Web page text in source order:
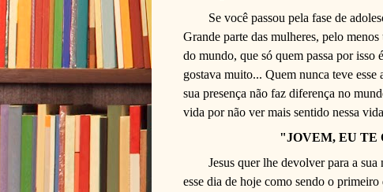
Se você passou pela fase de
Grande parte das mulheres, pelo
do mundo, que só quem passa por isso
gostava muito... Quem nunca teve esse
sua presença não faz diferença no
vida por não ver mais sentido nessa
"JOVEM, EU TE
Jesus quer lhe devolver para a
esse dia de hoje como sendo o